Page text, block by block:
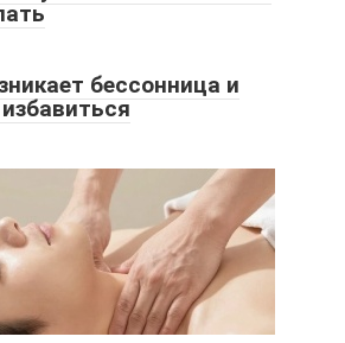
бессонница и